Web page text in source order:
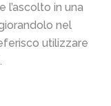
l’ascolto in una
nel
utilizzare